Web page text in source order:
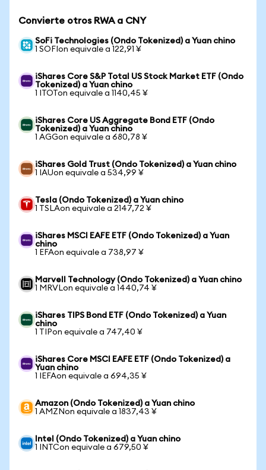
Convierte otros RWA a CNY
SoFi Technologies (Ondo Tokenized) a Yuan chino
1 SOFIon equivale a 122,91 ¥
iShares Core S&P Total US Stock Market ETF (Ondo
Tokenized) a Yuan chino
1 ITOTon equivale a 1140,45 ¥
iShares Core US Aggregate Bond ETF (Ondo
Tokenized) a Yuan chino
1 AGGon equivale a 680,78 ¥
iShares Gold Trust (Ondo Tokenized) a Yuan chino
1 IAUon equivale a 534,99 ¥
Tesla (Ondo Tokenized) a Yuan chino
1 TSLAon equivale a 2147,72 ¥
iShares MSCI EAFE ETF (Ondo Tokenized) a Yuan
chino
1 EFAon equivale a 738,97 ¥
Marvell Technology (Ondo Tokenized) a Yuan chino
1 MRVLon equivale a 1440,74 ¥
iShares TIPS Bond ETF (Ondo Tokenized) a Yuan
chino
1 TIPon equivale a 747,40 ¥
iShares Core MSCI EAFE ETF (Ondo Tokenized) a
Yuan chino
1 IEFAon equivale a 694,35 ¥
Amazon (Ondo Tokenized) a Yuan chino
1 AMZNon equivale a 1837,43 ¥
Intel (Ondo Tokenized) a Yuan chino
1 INTCon equivale a 679,50 ¥